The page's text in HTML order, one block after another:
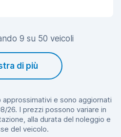
9 su 50 veicoli
di più
e sono aggiornati
26. I prezzi possono variare in
alla durata del noleggio e
del veicolo.